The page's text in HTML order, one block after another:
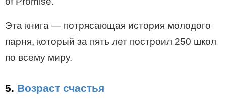
Эта книга — потрясающая история молодого
парня, который за пять лет построил 250 школ
по всему миру.
5. Возраст счастья